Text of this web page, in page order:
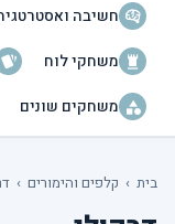
חשיבה
משחקי לוח
משחקים שונים
בית › קלפים והימורים ›